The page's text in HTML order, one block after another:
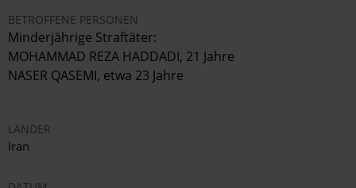
BETROFFENE PERSONEN
Minderjährige Straftäter:
MOHAMMAD REZA HADDADI, 21 Jahre
NASER QASEMI, etwa 23 Jahre
LÄNDER
Iran